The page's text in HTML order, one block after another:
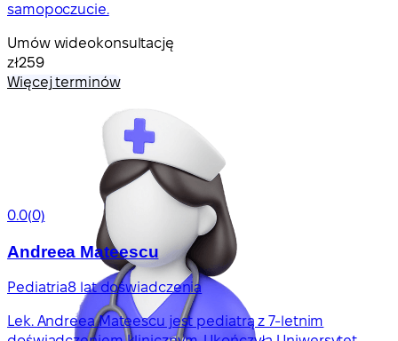
samopoczucie.
Umów wideokonsultację
zł259
Więcej terminów
0.0(0)
Andreea Mateescu
Pediatria8 lat doświadczenia
Lek. Andreea Mateescu jest pediatrą z 7-letnim